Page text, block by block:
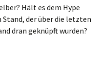
Hält es dem Hype
der über die letzten
dran geknüpft wurden?